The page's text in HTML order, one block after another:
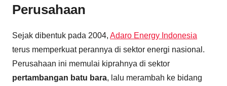
Perusahaan
Sejak dibentuk pada 2004, Adaro Energy Indonesia
terus memperkuat perannya di sektor energi nasional.
Perusahaan ini memulai kiprahnya di sektor
pertambangan batu bara, lalu merambah ke bidang